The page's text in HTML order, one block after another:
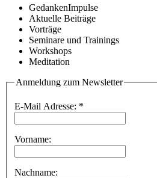
GedankenImpulse
Aktuelle Beiträge
Vorträge
Seminare und Trainings
Workshops
Meditation
Anmeldung zum Newsletter
E-Mail Adresse: *
Vorname:
Nachname: